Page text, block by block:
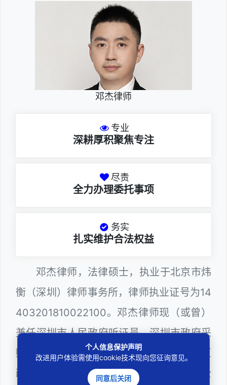
邓杰律师
专业
深耕厚积聚焦专注
尽责
全力办理委托事项
务实
扎实维护合法权益
邓杰律师，法律硕士，执业于北京市炜
衡（深圳）律师事务所，律师执业证号为14
403201810022100。邓杰律师现（或曾）
兼任深圳市人民政府听证员、深圳市政府采
购评审专家（法律类），曾担任深圳市某区
政府系统公职律师、计算机信息网络安全
个人信息保护声明
改进用户体验需使用cookie技术现向您征询意见。
同意后关闭